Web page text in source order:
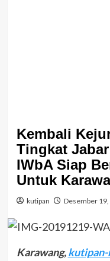
Kembali
Tingkat
IWbA Siap
Untuk
kutipan Desember
Karawang,kutipan-